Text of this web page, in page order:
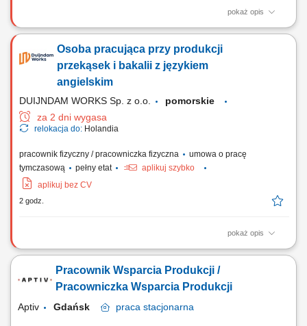
pokaż opis
Zadania Ocena jakościowa dostarczanych warzyw i owoców oraz ich
opakowaniach docelowych; Prace magazynowe związane z
układaniem palet oraz pojemników z towarem; Współpraca w zespole
przy realizowaniu dziennych planów wysyłkowych;
Osoba pracująca przy produkcji
przekąsek i bakalii z językiem
angielskim
DUIJNDAM WORKS Sp. z o.o.
pomorskie
za 2 dni wygasa
relokacja do: Holandia
pracownik fizyczny / pracowniczka fizyczna
umowa o pracę
tymczasową
pełny etat
aplikuj szybko
aplikuj bez CV
2 godz.
pokaż opis
Zadania Rozpakowywanie kartonów oraz przygotowywanie przekąsek i
konfekcjonowanie miksów orzechowych i słodkich produktów;
Znakowanie paczek etykietami oraz przygotowanie towaru do wysyłki
Pracownik Wsparcia Produkcji /
Pracowniczka Wsparcia Produkcji
Aptiv Gdańsk praca stacjonarna